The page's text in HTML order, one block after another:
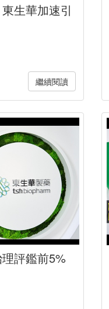
生華加速引
繼續閱讀
評鑑前5%